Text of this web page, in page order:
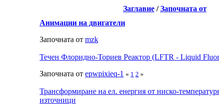
Заглавие/Започната от
Анимации на двигатели
Започната от mzk
Течен Флоридно-Ториев Реактор (LFTR - Liquid
Започната от epwpixieq-1 « 1 2 »
Трансформиране на ел. енергия от ниско-
източници